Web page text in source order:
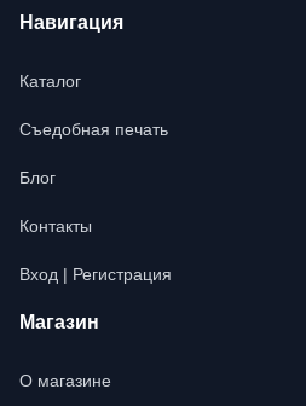
Навигация
Каталог
Съедобная печать
Блог
Контакты
Вход | Регистрация
Магазин
О магазине